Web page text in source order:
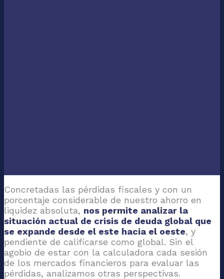
Concretadas las pérdidas fiscales y con un
porcentaje considerable de nuestro ahorro en
liquidez absoluta, nos permite analizar la
situación actual de crisis de deuda global que
se expande desde el este hacia el oeste, y
pendiente de calificarse como global. Sin el
agobio de estar con la calculadora cada sesión
de los mercados financieros para evaluar las
pérdidas, analizamos otras perspectivas.